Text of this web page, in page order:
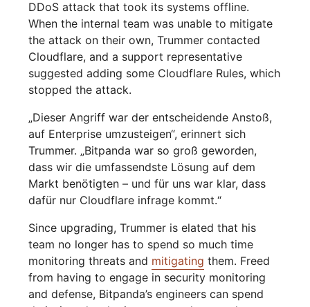
DDoS attack that took its systems offline.
When the internal team was unable to mitigate
the attack on their own, Trummer contacted
Cloudflare, and a support representative
suggested adding some Cloudflare Rules, which
stopped the attack.
„Dieser Angriff war der entscheidende Anstoß,
auf Enterprise umzusteigen“, erinnert sich
Trummer. „Bitpanda war so groß geworden,
dass wir die umfassendste Lösung auf dem
Markt benötigten – und für uns war klar, dass
dafür nur Cloudflare infrage kommt.“
Since upgrading, Trummer is elated that his
team no longer has to spend so much time
monitoring threats and mitigating them. Freed
from having to engage in security monitoring
and defense, Bitpanda’s engineers can spend